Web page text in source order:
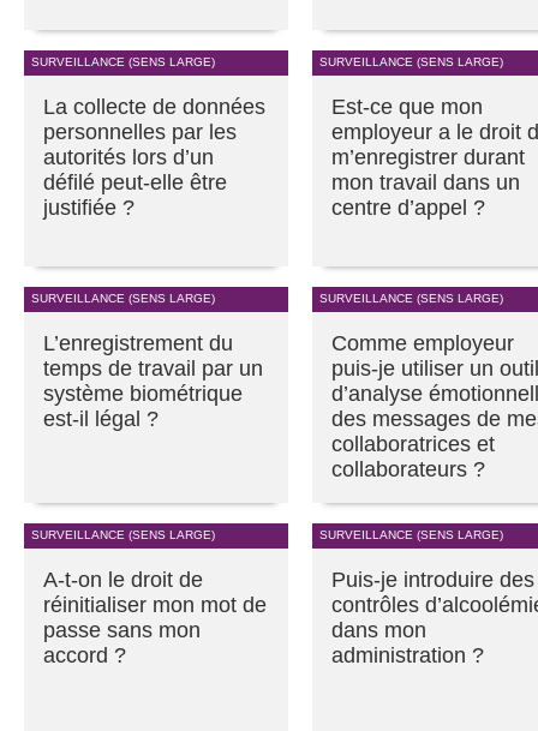
SURVEILLANCE (SENS LARGE)
La collecte de données
personnelles par les
autorités lors d’un
défilé peut-elle être
justifiée ?
SURVEILLANCE (SENS LARGE)
Est-ce que mon
employeur a le droit
m’enregistrer durant
mon travail dans un
centre d’appel ?
SURVEILLANCE (SENS LARGE)
L’enregistrement du
temps de travail par un
système biométrique
est-il légal ?
SURVEILLANCE (SENS LARGE)
Comme employeur
puis-je utiliser un outil
d’analyse
des messages de
collaboratrices et
collaborateurs ?
SURVEILLANCE (SENS LARGE)
A-t-on le droit de
réinitialiser mon mot de
passe sans mon
accord ?
SURVEILLANCE (SENS LARGE)
Puis-je introduire des
contrôles
dans mon
administration ?